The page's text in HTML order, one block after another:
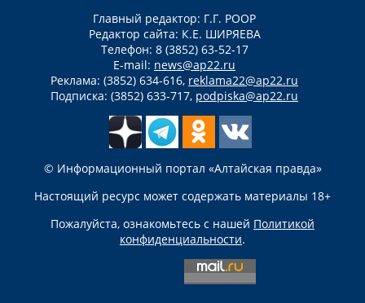
Главный редактор: Г.Г. РООР
Редактор сайта: К.Е. ШИРЯЕВА
Телефон: 8 (3852) 63-52-17
E-mail: news@ap22.ru
Реклама: (3852) 634-616, reklama22@ap22.ru
Подписка: (3852) 633-717, podpiska@ap22.ru
© Информационный портал «Алтайская правда»
Настоящий ресурс может содержать материалы 18+
Пожалуйста, ознакомьтесь с нашей Политикой
конфиденциальности.